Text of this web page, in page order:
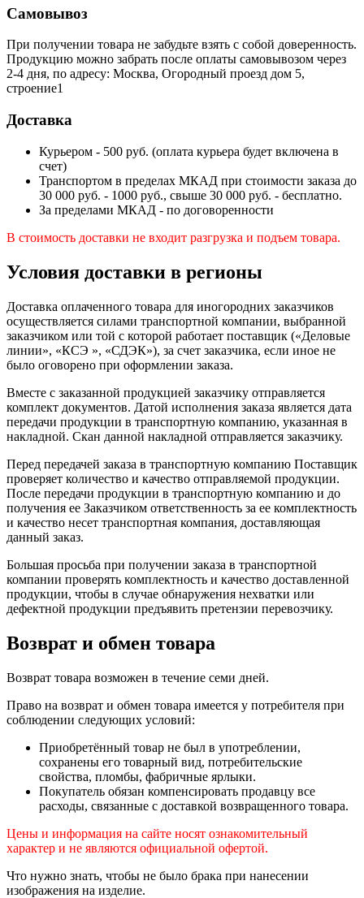
Самовывоз
При получении товара не забудьте взять с собой доверенность.
Продукцию можно забрать после оплаты самовывозом через
2-4 дня, по адресу: Москва, Огородный проезд дом 5,
строение1
Доставка
Курьером - 500 руб. (оплата курьера будет включена в
счет)
Транспортом в пределах МКАД при стоимости заказа до
30 000 руб. - 1000 руб., свыше 30 000 руб. - бесплатно.
За пределами МКАД - по договоренности
В стоимость доставки не входит разгрузка и подъем товара.
Условия доставки в регионы
Доставка оплаченного товара для иногородних заказчиков
осуществляется силами транспортной компании, выбранной
заказчиком или той с которой работает поставщик («Деловые
линии», «КСЭ », «СДЭК»), за счет заказчика, если иное не
было оговорено при оформлении заказа.
Вместе с заказанной продукцией заказчику отправляется
комплект документов. Датой исполнения заказа является дата
передачи продукции в транспортную компанию, указанная в
накладной. Скан данной накладной отправляется заказчику.
Перед передачей заказа в транспортную компанию Поставщик
проверяет количество и качество отправляемой продукции.
После передачи продукции в транспортную компанию и до
получения ее Заказчиком ответственность за ее комплектность
и качество несет транспортная компания, доставляющая
данный заказ.
Большая просьба при получении заказа в транспортной
компании проверять комплектность и качество доставленной
продукции, чтобы в случае обнаружения нехватки или
дефектной продукции предъявить претензии перевозчику.
Возврат и обмен товара
Возврат товара возможен в течение семи дней.
Право на возврат и обмен товара имеется у потребителя при
соблюдении следующих условий:
Приобретённый товар не был в употреблении,
сохранены его товарный вид, потребительские
свойства, пломбы, фабричные ярлыки.
Покупатель обязан компенсировать продавцу все
расходы, связанные с доставкой возвращенного товара.
Цены и информация на сайте носят ознакомительный
характер и не являются официальной офертой.
Что нужно знать, чтобы не было брака при нанесении
изображения на изделие.